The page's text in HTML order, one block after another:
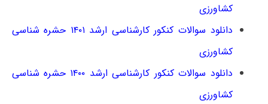
کشاورزی
دانلود سوالات کنکور کارشناسی ارشد ۱۴۰۱ حشره شناسی
کشاورزی
دانلود سوالات کنکور کارشناسی ارشد ۱۴۰۰ حشره شناسی
کشاورزی